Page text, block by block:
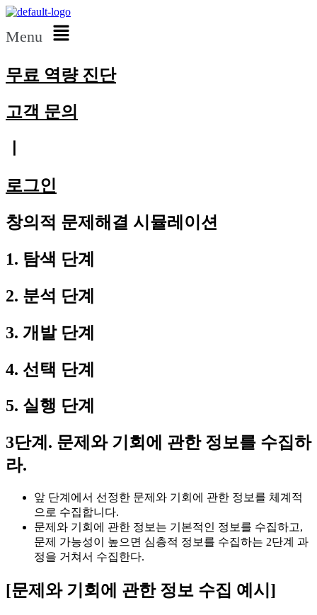
Menu
무료 역량 진단
고객 문의
로그인
창의적 문제해결 시뮬레이션
1. 탐색 단계
2. 분석 단계
3. 개발 단계
4. 선택 단계
5. 실행 단계
3단계. 문제와 기회에 관한 정보를 수집하
라.
앞 단계에서 선정한 문제와 기회에 관한 정보를 체계적
으로 수집합니다.
문제와 기회에 관한 정보는 기본적인 정보를 수집하고,
문제 가능성이 높으면 심층적 정보를 수집하는 2단계 과
정을 거쳐서 수집한다.
[문제와 기회에 관한 정보 수집 예시]